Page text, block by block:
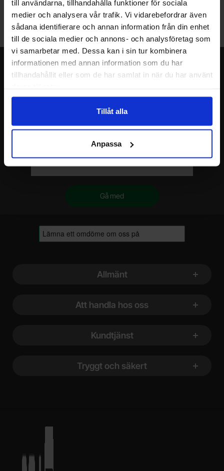
till användarna, tillhandahålla funktioner för sociala
medier och analysera vår trafik. Vi vidarebefordrar även
sådana identifierare och annan information från din enhet
till de sociala medier och annons- och analysföretag som
vi samarbetar med. Dessa kan i sin tur kombinera
informationen med annan information som du har
tillhandahållit eller som de har samlat in när du har använt
Tillåt alla
Anpassa
Lagerbutik i Malmö
Välkommen till vår nya lagerbutik i Malmö. Öppettider: vardagar
10-17. För snabbare service, gör en förbeställning.
Nyhetsbrev
Allmänt
Att handla hos oss
Kundtjänst
Tryggt och säkert